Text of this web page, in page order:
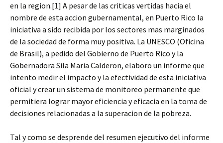
en la region.[1] A pesar de las criticas vertidas hacia el
nombre de esta accion gubernamental, en Puerto Rico la
iniciativa a sido recibida por los sectores mas marginados
de la sociedad de forma muy positiva. La UNESCO (Oficina
de Brasil), a pedido del Gobierno de Puerto Rico y la
Gobernadora Sila Maria Calderon, elaboro un informe que
intento medir el impacto y la efectividad de esta iniciativa
oficial y crear un sistema de monitoreo permanente que
permitiera lograr mayor eficiencia y eficacia en la toma de
decisiones relacionadas a la superacion de la pobreza.
Tal y como se desprende del resumen ejecutivo del informe